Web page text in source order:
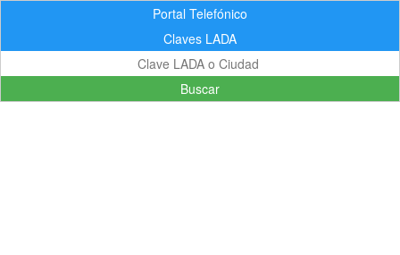
Portal Telefónico
Claves LADA
Buscar